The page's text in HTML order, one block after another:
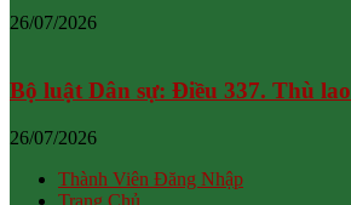
26/07/2026
Bộ luật Dân sự: Điều 337. Thù lao
26/07/2026
Thành Viên Đăng Nhập